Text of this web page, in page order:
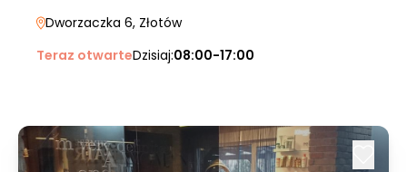
Dworzaczka 6, Złotów
Teraz otwarteDzisiaj:08:00-17:00